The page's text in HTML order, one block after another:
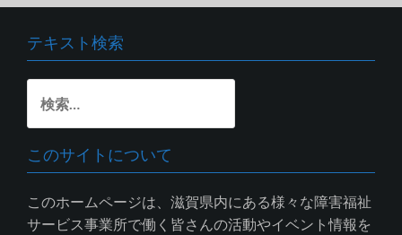
テキスト検索
索:
このサイトについて
このホームページは、滋賀県内にある様々な障害福祉
サービス事業所で働く皆さんの活動やイベント情報を